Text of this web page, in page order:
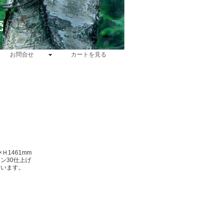
お問合せ
カートを見る
Ｈ1461mm
30仕上げ
ます。